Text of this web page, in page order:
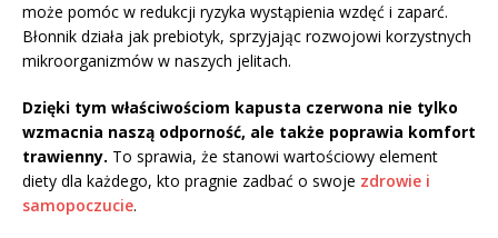
może pomóc w redukcji ryzyka wystąpienia wzdęć i zaparć.
Błonnik działa jak prebiotyk, sprzyjając rozwojowi korzystnych
mikroorganizmów w naszych jelitach.
Dzięki tym właściwościom kapusta czerwona nie tylko
wzmacnia naszą odporność, ale także poprawia komfort
trawienny. To sprawia, że stanowi wartościowy element
diety dla każdego, kto pragnie zadbać o swoje zdrowie i
samopoczucie.